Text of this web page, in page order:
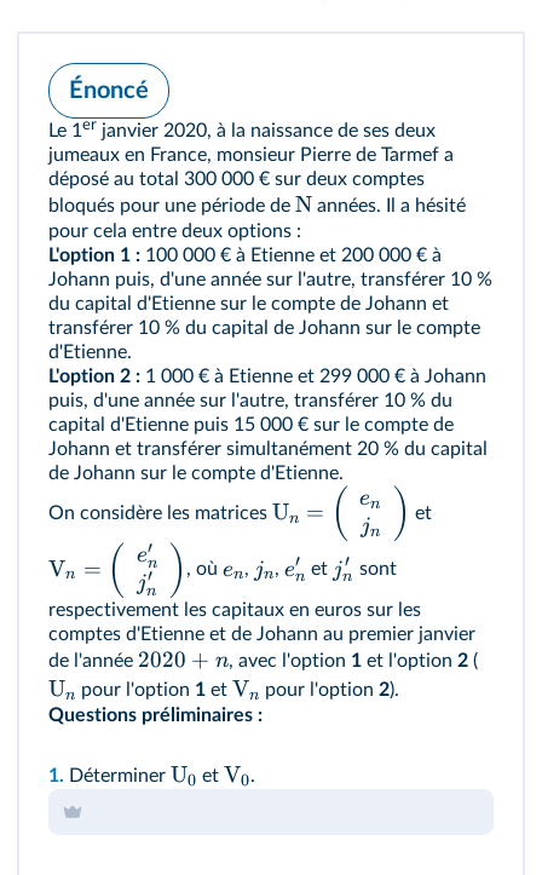
Énoncé
Le 1er janvier 2020, à la naissance de ses deux
jumeaux en France, monsieur Pierre de Tarmef a
déposé au total 300 000 € sur deux comptes
bloqués pour une période de N années. Il a hésité
pour cela entre deux options :
L'option 1 : 100 000 € à Etienne et 200 000 € à
Johann puis, d'une année sur l'autre, transférer 10 %
du capital d'Etienne sur le compte de Johann et
transférer 10 % du capital de Johann sur le compte
d'Etienne.
L'option 2 : 1 000 € à Etienne et 299 000 € à Johann
puis, d'une année sur l'autre, transférer 10 % du
capital d'Etienne puis 15 000 € sur le compte de
Johann et transférer simultanément 20 % du capital
de Johann sur le compte d'Etienne.
On considère les matrices Un = ( en
jn ) et
Vn = ( en
′
jn
′ ) , oùen, jn,en
′ et jn
′ sont
respectivement les capitaux en euros sur les
comptes d'Etienne et de Johann au premier janvier
de l'année 2020 + n, avec l'option 1et l'option 2(
Un pour l'option 1 et Vn pour l'option2).
Questions préliminaires :
1. Déterminer U0 et V0.